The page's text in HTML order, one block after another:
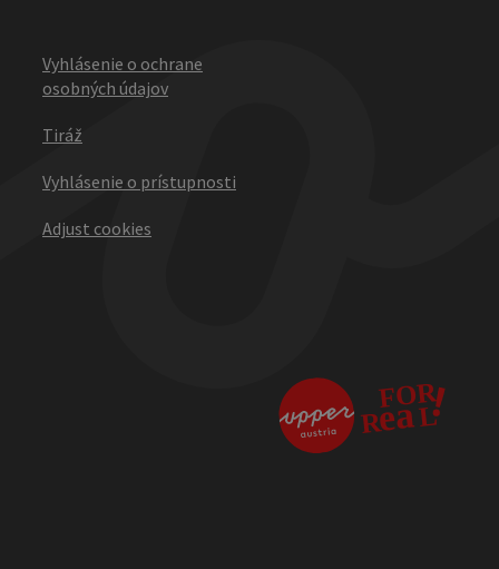
Vyhlásenie o ochrane
osobných údajov
Tiráž
Vyhlásenie o prístupnosti
Adjust cookies